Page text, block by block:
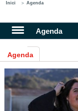
Inici Agenda
Agenda
Agenda